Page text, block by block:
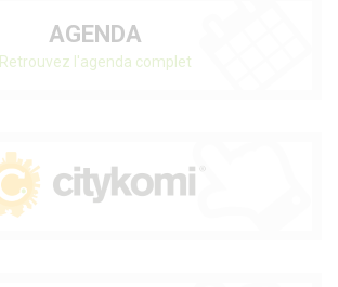
AGENDA
Retrouvez l'agenda complet